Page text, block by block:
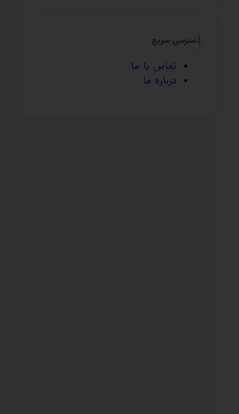
دسترسی سریع
تماس با ما
درباره ما